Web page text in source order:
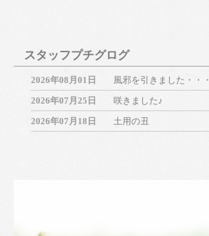
スタッフプチグログ
2026年08月01日
風邪を引きました・・・
2026年07月25日
咲きました♪
2026年07月18日
土用の丑